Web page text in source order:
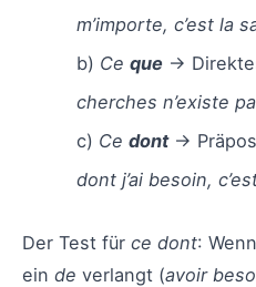
m’importe, c’est la
b) Ce que→
cherches n’existe
c) Ce dont→
dont j’ai besoin,
Der Test für ce dont:
ein de verlangt (avoir